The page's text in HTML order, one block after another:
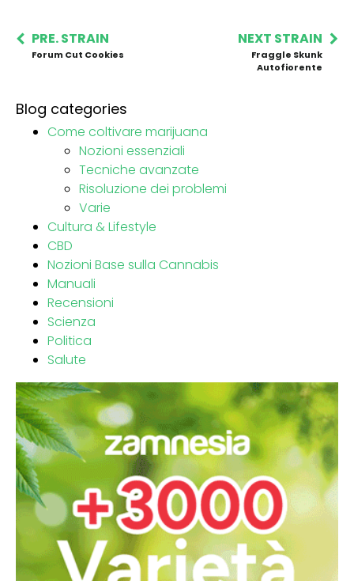
PRE. STRAIN
Forum Cut Cookies
NEXT STRAIN
Fraggle Skunk
Autofiorente
Blog categories
Come coltivare marijuana
Nozioni essenziali
Tecniche avanzate
Risoluzione dei problemi
Varie
Cultura & Lifestyle
CBD
Nozioni Base sulla Cannabis
Manuali
Recensioni
Scienza
Politica
Salute